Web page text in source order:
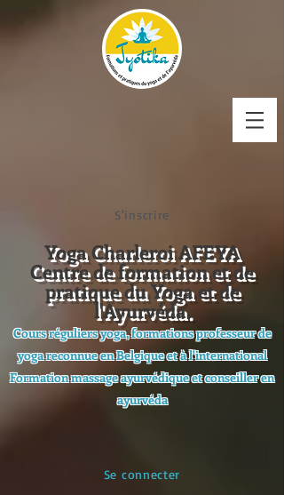
S'inscrire
Yoga Charleroi AFEYA
Centre de formation et de
pratique du Yoga et de
l'Ayurvéda.
Cours réguliers yoga, formations professeur de
yoga reconnue en Belgique et à l'international
Formation massage ayurvédique et conseiller en
ayurvéda
Se connecter